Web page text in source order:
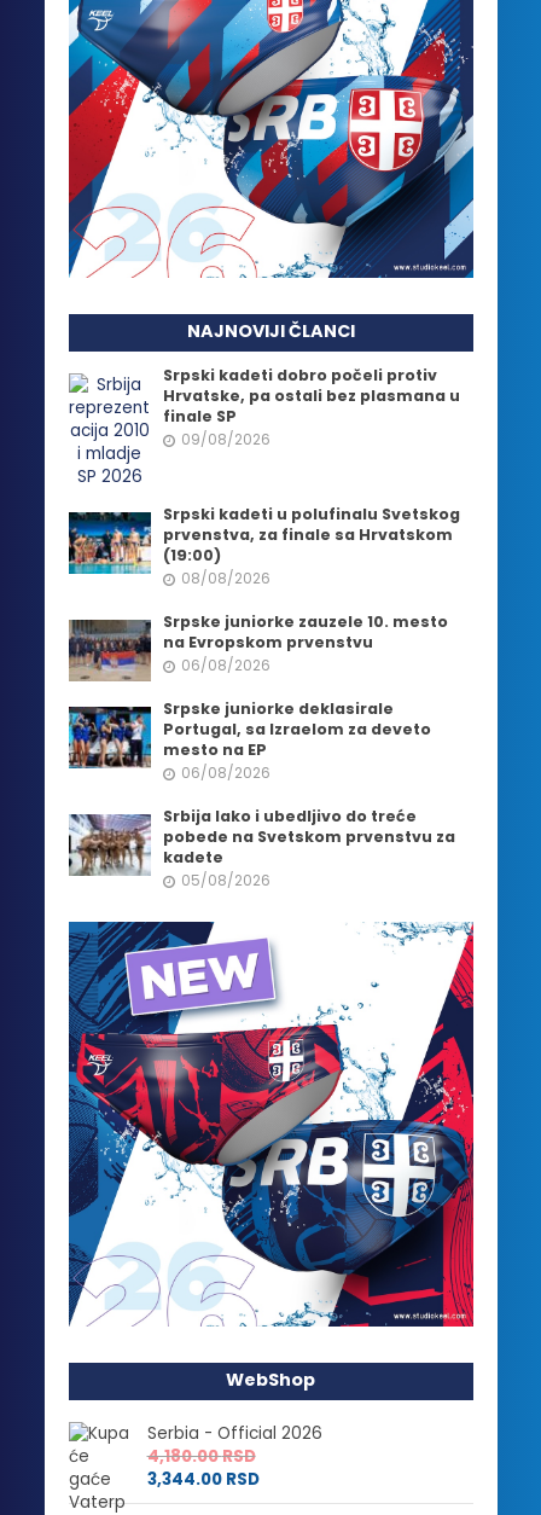
NAJNOVIJI ČLANCI
Srpski kadeti dobro počeli protiv
Hrvatske, pa ostali bez plasmana u
finale SP
09/08/2026
Srpski kadeti u polufinalu Svetskog
prvenstva, za finale sa Hrvatskom
(19:00)
08/08/2026
Srpske juniorke zauzele 10. mesto
na Evropskom prvenstvu
06/08/2026
Srpske juniorke deklasirale
Portugal, sa Izraelom za deveto
mesto na EP
06/08/2026
Srbija lako i ubedljivo do treće
pobede na Svetskom prvenstvu za
kadete
05/08/2026
WebShop
Serbia - Official 2026
4,180.00RSD
3,344.00 RSD